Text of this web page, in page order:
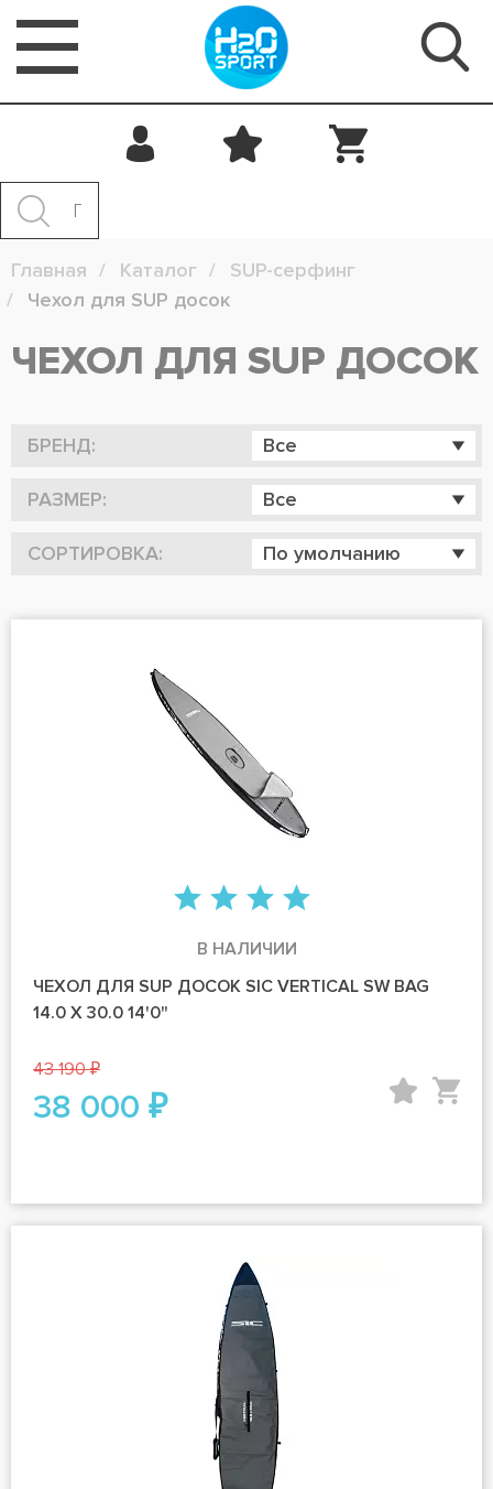
Главная Каталог
SUP-серфинг
Чехол для SUP досок
ЧЕХОЛ ДЛЯ SUP ДОСОК
БРЕНД: Все
РАЗМЕР: Все
СОРТИРОВКА: По умолчанию
В НАЛИЧИИ
ЧЕХОЛ ДЛЯ SUP ДОСОК SIC VERTICAL SW BAG
14.0 X 30.0 14'0"
43 190 ₽
38 000 ₽